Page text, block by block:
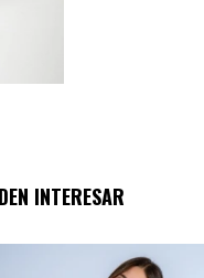
INTERESAR